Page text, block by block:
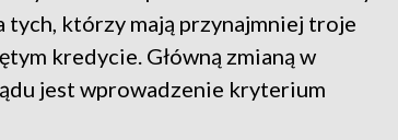
tych, którzy mają przynajmniej troje
kredycie. Główną zmianą w
jest wprowadzenie kryterium